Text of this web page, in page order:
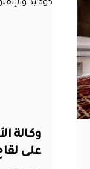
وكالة
على